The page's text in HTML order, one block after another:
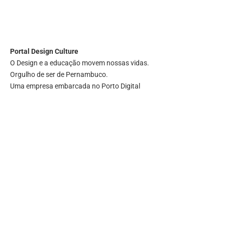
Portal Design Culture
O Design e a educação movem nossas vidas.
Orgulho de ser de Pernambuco.
Uma empresa embarcada no Porto Digital